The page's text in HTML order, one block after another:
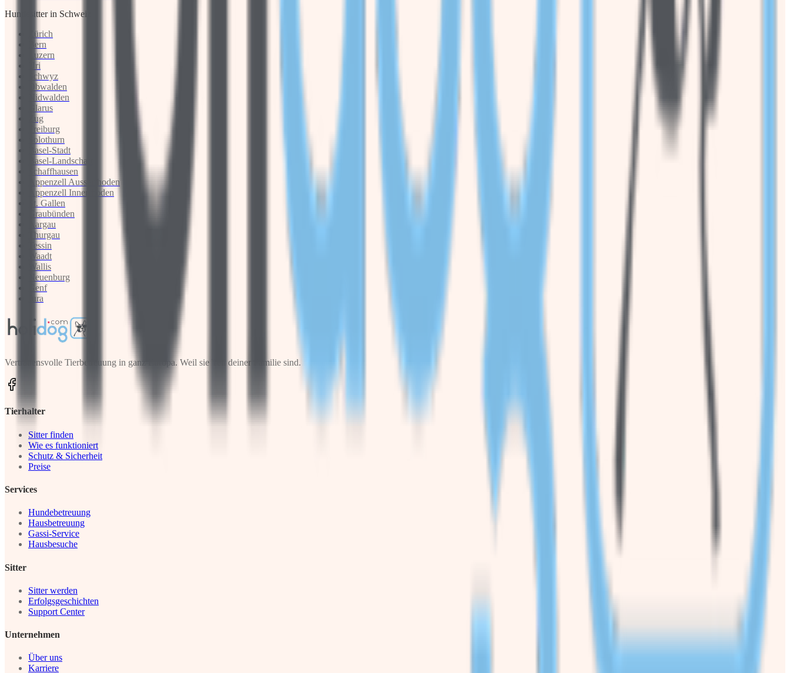
Hundesitter in Schweiz
Zürich
Bern
Luzern
Uri
Schwyz
Obwalden
Nidwalden
Glarus
Zug
Freiburg
Solothurn
Basel-Stadt
Basel-Landschaft
Schaffhausen
Appenzell Ausserrhoden
Appenzell Innerrhoden
St. Gallen
Graubünden
Aargau
Thurgau
Tessin
Waadt
Wallis
Neuenburg
Genf
Jura
Vertrauensvolle Tierbetreuung in ganz Europa. Weil sie Teil deiner Familie sind.
Tierhalter
Sitter finden
Wie es funktioniert
Schutz & Sicherheit
Preise
Services
Hundebetreuung
Hausbetreuung
Gassi-Service
Hausbesuche
Sitter
Sitter werden
Erfolgsgeschichten
Support Center
Unternehmen
Über uns
Karriere